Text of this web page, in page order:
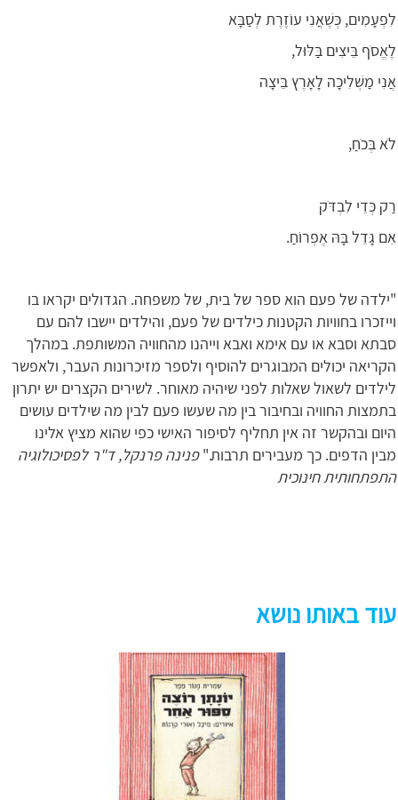
לִפְעָמִים, כְּשֶׁאֲנִי עוֹזֶרֶת לְסַבָּא
לֶאֱסֹף בֵּיצִים בַּלּוּל,
אֲנִי מַשְׁלִיכָה לָאָרֶץ בֵּיצָה
לֹא בְּכֹחַ,
רַק כְּדֵי לִבְדֹּק
אִם גָּדֵל בָּהּ אֶפְרוֹחַ.
"ילדה של פעם הוא ספר של בית, של משפחה. הגדולים יקראו בו
וייזכרו בחוויות הקטנות כילדים של פעם, והילדים יישבו להם עם
סבתא וסבא או עם אימא ואבא וייהנו מהחוויה המשותפת. במהלך
הקריאה יכולים המבוגרים להוסיף ולספר מזיכרונות העבר, ולאפשר
לילדים לשאול שאלות לפני שיהיה מאוחר. לשירים הקצרים יש יתרון
בתמצות החוויה ובחיבור בין מה שעשו פעם לבין מה שילדים עושים
היום ובהקשר זה אין תחליף לסיפור האישי כפי שהוא מציץ אלינו
מבין הדפים. כך מעבירים תרבות."פנינה פרנקל, ד"ר לפסיכולוגיה
התפתחותית חינוכית
עוד באותו נושא